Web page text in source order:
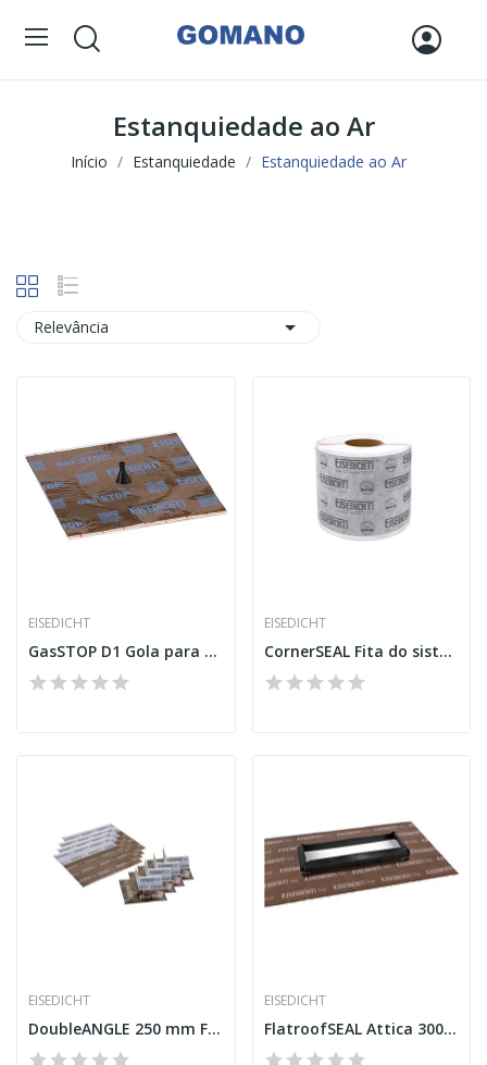
Estanquiedade ao Ar
Início Estanquiedade Estanquiedade ao Ar
Relevância 
EISEDICHT
GasSTOP D1 Gola para cabo 4-8 mm
EISEDICHT
CornerSEAL Fita do sistema 115 mm Fleece-Butyl
EISEDICHT
DoubleANGLE 250 mm Fleece-Butyl
EISEDICHT
FlatroofSEAL Attica 300 x 100